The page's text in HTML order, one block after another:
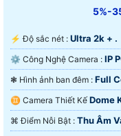
5%-
️⚡ Độ sắc nét : Ultra 2k + .
⚙ Công Nghệ Camera : IP
❃ Hình ảnh ban đêm : Full
♊ Camera Thiết Kế Dome
️⌘ Điểm Nỗi Bật : Thu Âm